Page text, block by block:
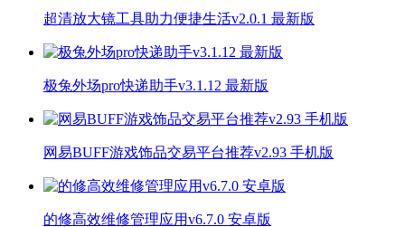
超清放大镜工具助力便捷生活v2.0.1 最新版
极兔外场pro快递助手v3.1.12 最新版
网易BUFF游戏饰品交易平台推荐v2.93 手机版
的修高效维修管理应用v6.7.0 安卓版